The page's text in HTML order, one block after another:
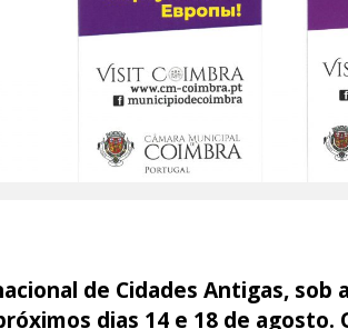
de Cidades Antigas, sob
dias 14 e 18 de